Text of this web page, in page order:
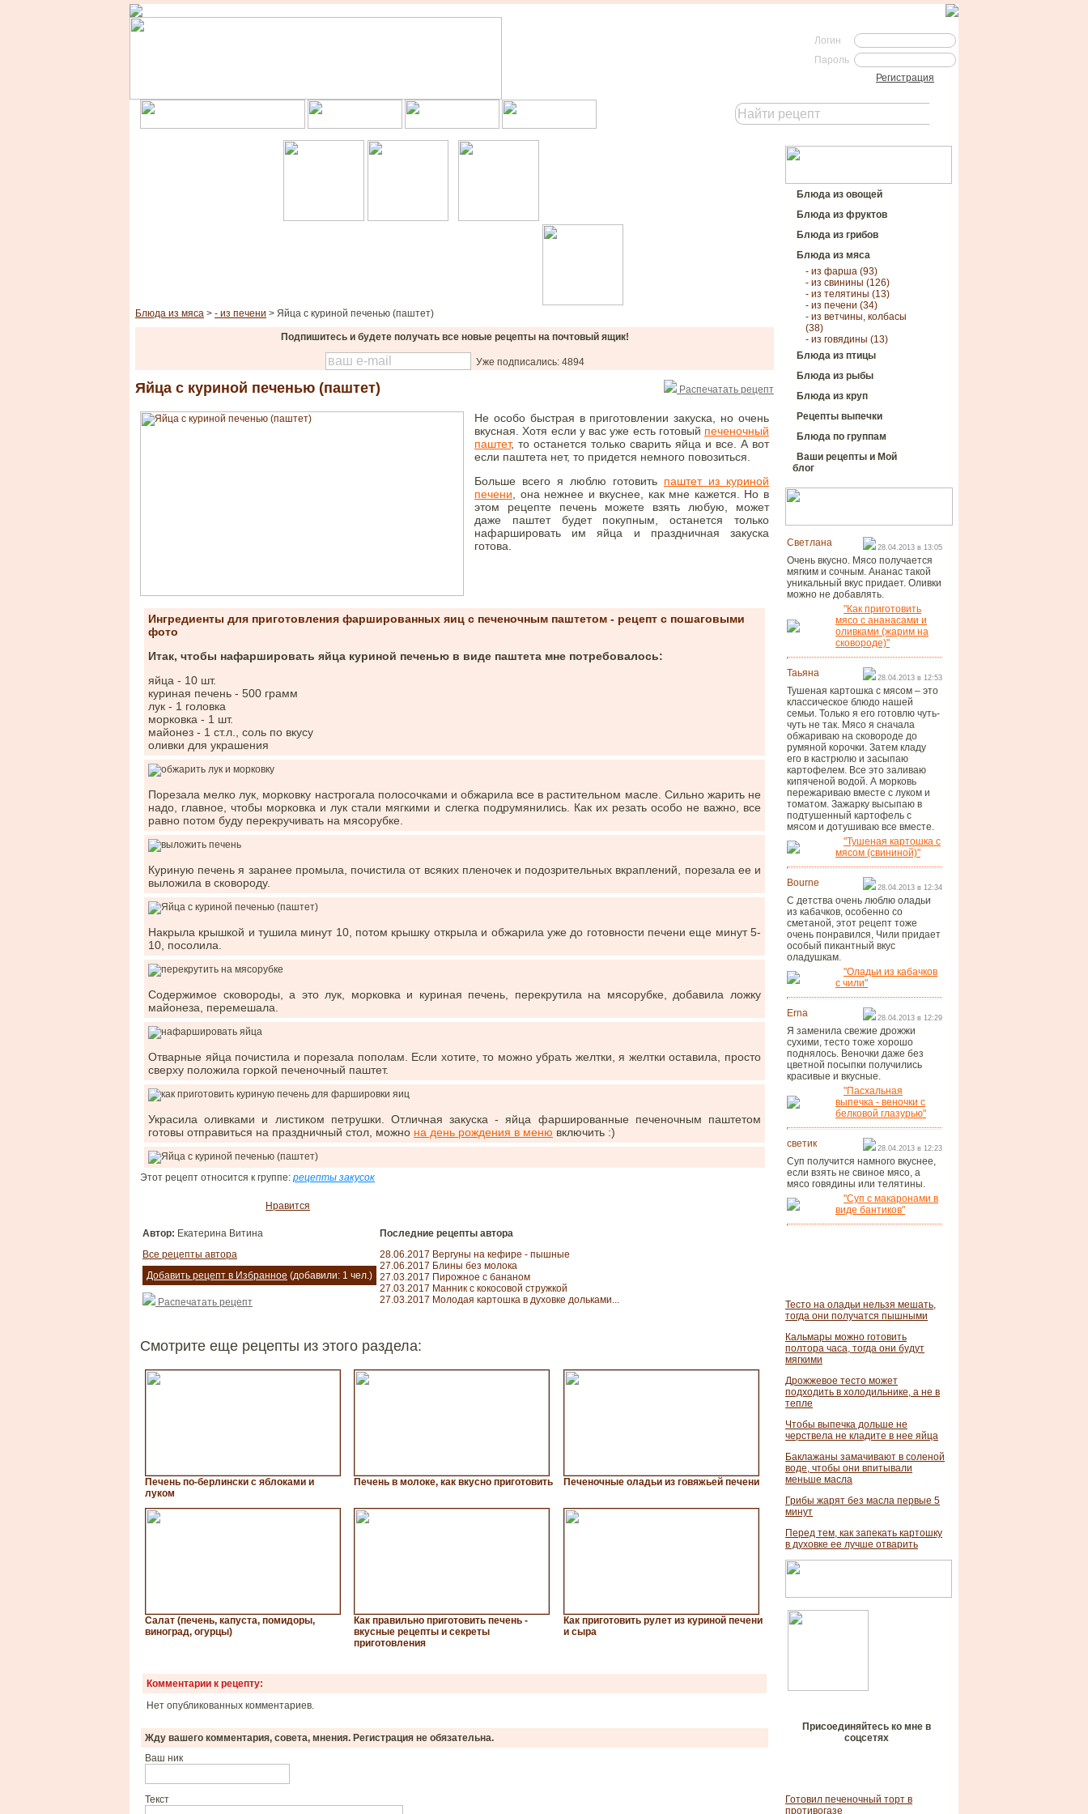
Логин
Пароль
Регистрация
Блюда из мяса > - из печени > Яйца с куриной печенью (паштет)
Подпишитесь и будете получать все новые рецепты на почтовый ящик!
Уже подписались: 4894
Распечатать рецепт
Яйца с куриной печенью (паштет)
Не особо быстрая в приготовлении закуска, но очень
вкусная. Хотя если у вас уже есть готовый печеночный
паштет, то останется только сварить яйца и все. А вот
если паштета нет, то придется немного повозиться.
Больше всего я люблю готовить паштет из куриной
печени , она нежнее и вкуснее, как мне кажется. Но в
этом рецепте печень можете взять любую, может
даже паштет будет покупным, останется только
нафаршировать им яйца и праздничная закуска
готова.
Ингредиенты для приготовления фаршированных яиц с печеночным паштетом - рецепт с пошаговыми
фото
Итак, чтобы нафаршировать яйца куриной печенью в виде паштета мне потребовалось:
яйца - 10 шт.
куриная печень - 500 грамм
лук - 1 головка
морковка - 1 шт.
майонез - 1 ст.л., соль по вкусу
оливки для украшения
Порезала мелко лук, морковку настрогала полосочками и обжарила все в растительном масле. Сильно жарить не
надо, главное, чтобы морковка и лук стали мягкими и слегка подрумянились. Как их резать особо не важно, все
равно потом буду перекручивать на мясорубке.
Куриную печень я заранее промыла, почистила от всяких пленочек и подозрительных вкраплений, порезала ее и
выложила в сковороду.
Накрыла крышкой и тушила минут 10, потом крышку открыла и обжарила уже до готовности печени еще минут 5-
10, посолила.
Содержимое сковороды, а это лук, морковка и куриная печень, перекрутила на мясорубке, добавила ложку
майонеза, перемешала.
Отварные яйца почистила и порезала пополам. Если хотите, то можно убрать желтки, я желтки оставила, просто
сверху положила горкой печеночный паштет.
Украсила оливками и листиком петрушки. Отличная закуска - яйца фаршированные печеночным паштетом
готовы отправиться на праздничный стол, можно на день рождения в меню включить :)
Этот рецепт относится к группе: рецепты закусок
Нравится
Автор: Екатерина Витина
Все рецепты автора
Добавить рецепт в Избранное (добавили: 1 чел.)
Распечатать рецепт
Последние рецепты автора
28.06.2017 Вергуны на кефире - пышные
27.06.2017 Блины без молока
27.03.2017 Пирожное с бананом
27.03.2017 Манник с кокосовой стружкой
27.03.2017 Молодая картошка в духовке дольками...
Смотрите еще рецепты из этого раздела:
Печень по-берлински с яблоками и
луком
Печень в молоке, как вкусно приготовить Печеночные оладьи из говяжьей печени
Салат (печень, капуста, помидоры,
виноград, огурцы)
Как правильно приготовить печень -
вкусные рецепты и секреты
приготовления
Как приготовить рулет из куриной печени
и сыра
Комментарии к рецепту:
Нет опубликованных комментариев.
Жду вашего комментария, совета, мнения. Регистрация не обязательна.
Ваш ник
Текст
Блюда из овощей
Блюда из фруктов
Блюда из грибов
Блюда из мяса
- из фарша (93)
- из свинины (126)
- из телятины (13)
- из печени (34)
- из ветчины, колбасы
(38)
- из говядины (13)
Блюда из птицы
Блюда из рыбы
Блюда из круп
Рецепты выпечки
Блюда по группам
Ваши рецепты и Мой
блог
Светлана 28.04.2013 в 13:05
Очень вкусно. Мясо получается
мягким и сочным. Ананас такой
уникальный вкус придает. Оливки
можно не добавлять.
"Как приготовить
мясо с ананасами и
оливками (жарим на
сковороде)"
Таьяна 28.04.2013 в 12:53
Тушеная картошка с мясом – это
классическое блюдо нашей
семьи. Только я его готовлю чуть-
чуть не так. Мясо я сначала
обжариваю на сковороде до
румяной корочки. Затем кладу
его в кастрюлю и засыпаю
картофелем. Все это заливаю
кипяченой водой. А морковь
пережариваю вместе с луком и
томатом. Зажарку высыпаю в
подтушенный картофель с
мясом и дотушиваю все вместе.
"Тушеная картошка с
мясом (свининой)"
Bourne 28.04.2013 в 12:34
С детства очень люблю оладьи
из кабачков, особенно со
сметаной, этот рецепт тоже
очень понравился, Чили придает
особый пикантный вкус
оладушкам.
"Оладьи из кабачков
с чили"
Erna 28.04.2013 в 12:29
Я заменила свежие дрожжи
сухими, тесто тоже хорошо
поднялось. Веночки даже без
цветной посыпки получились
красивые и вкусные.
"Пасхальная
выпечка - веночки с
белковой глазурью"
светик 28.04.2013 в 12:23
Суп получится намного вкуснее,
если взять не свиное мясо, а
мясо говядины или телятины.
"Суп с макаронами в
виде бантиков"
Тесто на оладьи нельзя мешать,
тогда они получатся пышными
Кальмары можно готовить
полтора часа, тогда они будут
мягкими
Дрожжевое тесто может
подходить в холодильнике, а не в
тепле
Чтобы выпечка дольше не
черствела не кладите в нее яйца
Баклажаны замачивают в соленой
воде, чтобы они впитывали
меньше масла
Грибы жарят без масла первые 5
минут
Перед тем, как запекать картошку
в духовке ее лучше отварить
Присоединяйтесь ко мне в
соцсетях
Готовил печеночный торт в
противогазе